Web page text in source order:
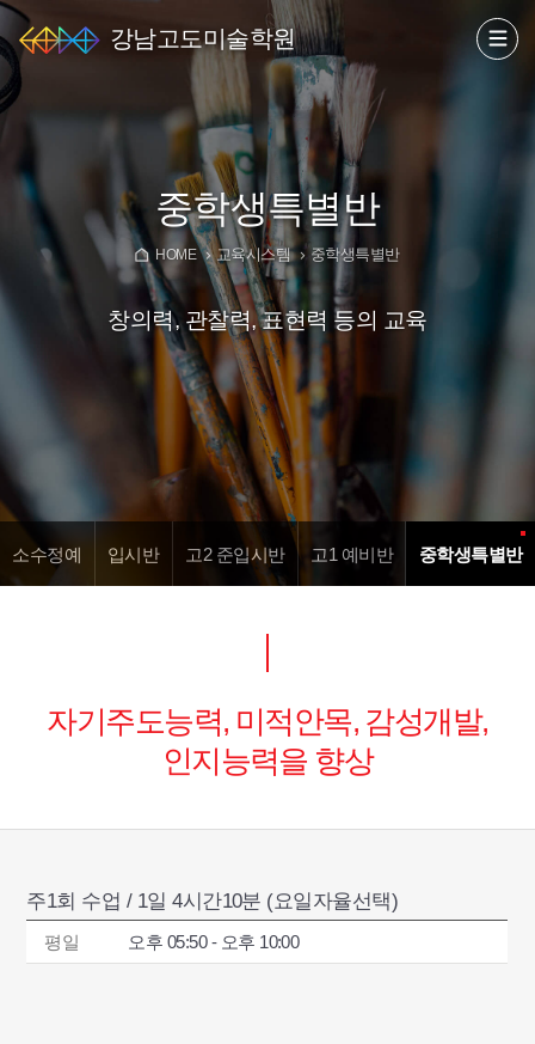
강남고도미술학원
중학생특별반
HOME 교육시스템 중학생특별반
창의력, 관찰력, 표현력 등의 교육
소수정예 입시반 고2 준입시반 고1 예비반 중학생특별반
자기주도능력, 미적안목, 감성개발,
인지능력을 향상
주1회 수업 / 1일 4시간10분 (요일자율선택)
평일 오후 05:50 - 오후 10:00